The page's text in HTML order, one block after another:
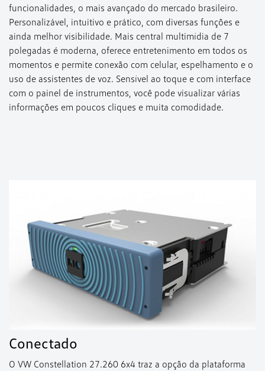
funcionalidades, o mais avançado do mercado brasileiro.
Personalizável, intuitivo e prático, com diversas funções e
ainda melhor visibilidade. Mais central multimídia de 7
polegadas é moderna, oferece entretenimento em todos os
momentos e permite conexão com celular, espelhamento e o
uso de assistentes de voz. Sensível ao toque e com interface
com o painel de instrumentos, você pode visualizar várias
informações em poucos cliques e muita comodidade.
Conectado
O VW Constellation 27.260 6x4 traz a opção da plataforma